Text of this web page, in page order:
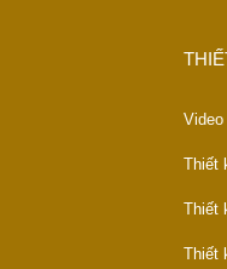
Thiết
Thiết
Thiết